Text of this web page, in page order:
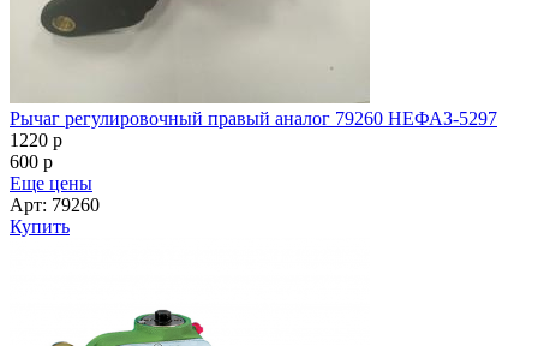
Рычаг регулировочный правый аналог 79260 НЕФАЗ-5297
1220 p
600 p
Еще цены
Арт: 79260
Купить